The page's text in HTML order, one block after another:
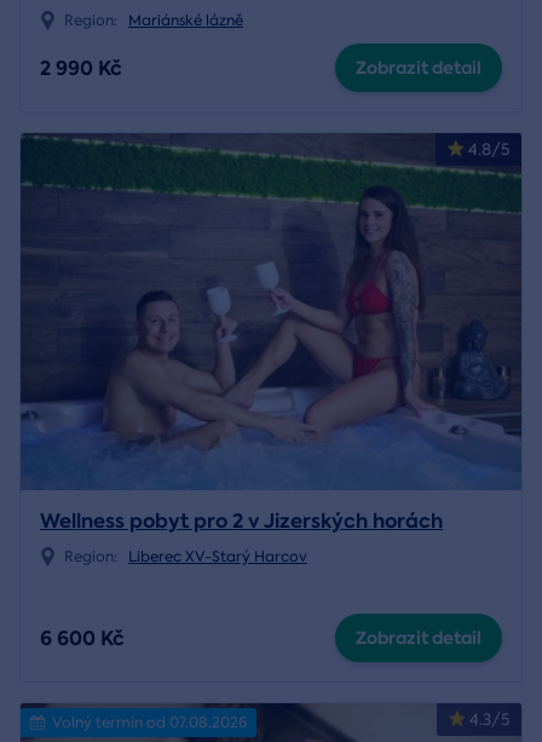
Region: Mariánské lázně
2 990 Kč Zobrazit detail
4.8/5
Wellness pobyt pro 2 v Jizerských horách
Region: Liberec XV-Starý Harcov
6 600 Kč Zobrazit detail
4.3/5
Volný termín od 07.08.2026